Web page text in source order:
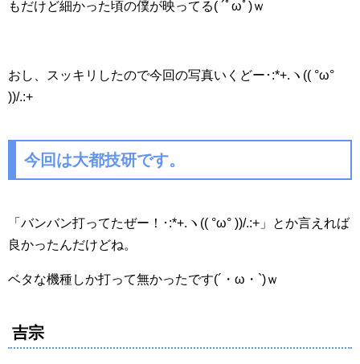
もだけど細かった頃の僕が映ってる( ´ﾟωﾟ)ｗ
おし、スッキリしたので今回の写真いくどー･:*+.ヽ(( °ω°
))/.:+
今回は大都技研です。
「バンバン打ってたぜー！･:*+.ヽ(( °ω° ))/.:+」とか言えれば
良かったんだけどね。
ベタな機種しか打って無かったです(´・ω・`)ｗ
吉宗